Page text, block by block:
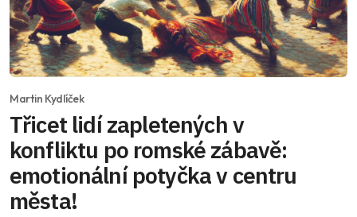
Martin Kydlíček
Třicet lidí zapletených v
konfliktu po romské zábavě:
emotionální potyčka v centru
města!